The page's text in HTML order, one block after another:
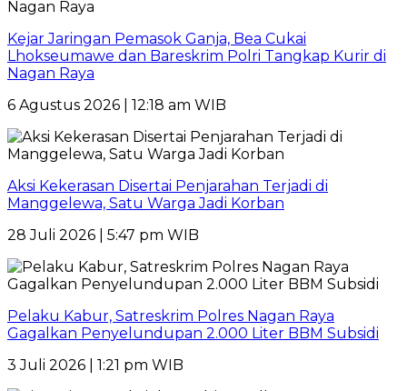
Kejar Jaringan Pemasok Ganja, Bea Cukai
Lhokseumawe dan Bareskrim Polri Tangkap Kurir di
Nagan Raya
6 Agustus 2026 | 12:18 am WIB
Aksi Kekerasan Disertai Penjarahan Terjadi di
Manggelewa, Satu Warga Jadi Korban
28 Juli 2026 | 5:47 pm WIB
Pelaku Kabur, Satreskrim Polres Nagan Raya
Gagalkan Penyelundupan 2.000 Liter BBM Subsidi
3 Juli 2026 | 1:21 pm WIB